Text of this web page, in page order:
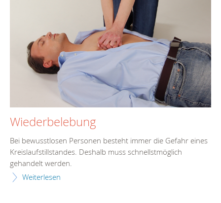
Wiederbelebung
Bei bewusstlosen Personen besteht immer die Gefahr eines
Kreislaufstillstandes. Deshalb muss schnellstmöglich
gehandelt werden.
Weiterlesen